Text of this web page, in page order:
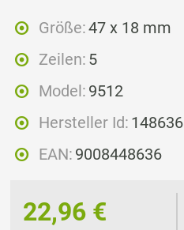
Größe:47 x 18 mm
Zeilen: 5
Model: 9512
Hersteller Id: 148636
EAN: 9008448636
22,96 €